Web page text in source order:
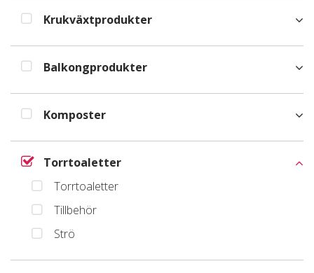
Krukväxtprodukter
Balkongprodukter
Komposter
Torrtoaletter
Torrtoaletter
Tillbehör
Strö